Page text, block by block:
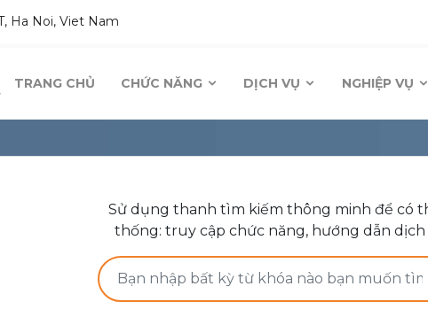
Ha Noi, Viet Nam
TRANG CHỦ CHỨC NĂNG DỊCH VỤ NGHIỆP VỤ
Sử dụng thanh tìm kiếm thông minh để có
thống: truy cập chức năng, hướng dẫn dịch